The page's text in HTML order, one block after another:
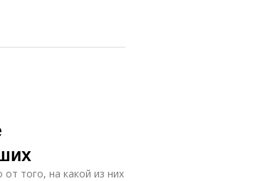
того, на какой из них